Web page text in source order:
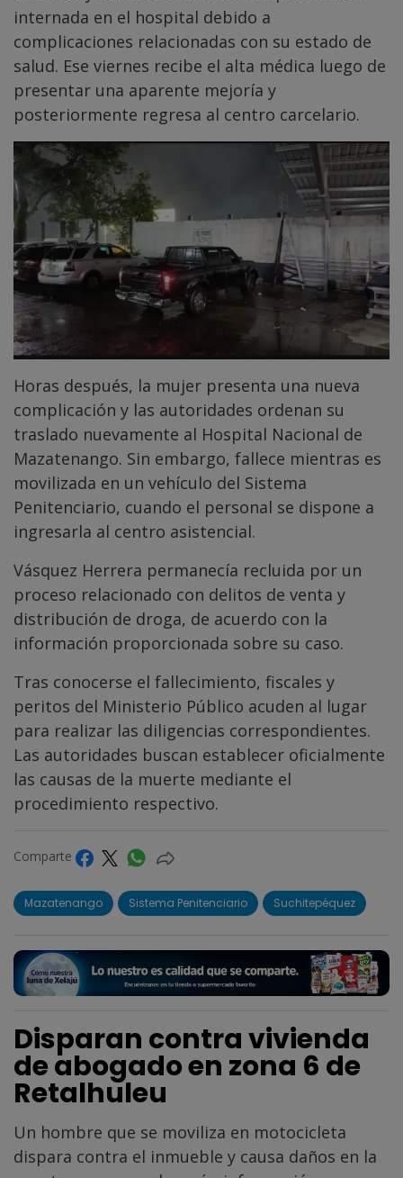
internada en el hospital debido a
complicaciones relacionadas con su estado de
salud. Ese viernes recibe el alta médica luego de
presentar una aparente mejoría y
posteriormente regresa al centro carcelario.
Horas después, la mujer presenta una nueva
complicación y las autoridades ordenan su
traslado nuevamente al Hospital Nacional de
Mazatenango. Sin embargo, fallece mientras es
movilizada en un vehículo del Sistema
Penitenciario, cuando el personal se dispone a
ingresarla al centro asistencial.
Vásquez Herrera permanecía recluida por un
proceso relacionado con delitos de venta y
distribución de droga, de acuerdo con la
información proporcionada sobre su caso.
Tras conocerse el fallecimiento, fiscales y
peritos del Ministerio Público acuden al lugar
para realizar las diligencias correspondientes.
Las autoridades buscan establecer oficialmente
las causas de la muerte mediante el
procedimiento respectivo.
Comparte
Mazatenango Sistema Penitenciario Suchitepéquez
Disparan contra vivienda
de abogado en zona 6 de
Retalhuleu
Un hombre que se moviliza en motocicleta
dispara contra el inmueble y causa daños en la